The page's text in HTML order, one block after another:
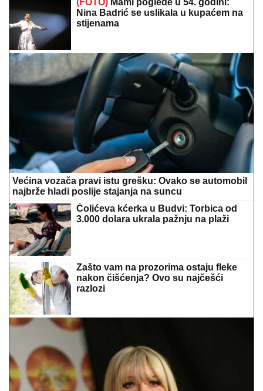
(FOTO) Mami poglede u 54. godini:
Nina Badrić se uslikala u kupaćem na
stijenama
Većina vozača pravi istu grešku: Ovako se automobil
najbrže hladi poslije stajanja na suncu
Čolićeva kćerka u Budvi: Torbica od
3.000 dolara ukrala pažnju na plaži
Zašto vam na prozorima ostaju fleke
nakon čišćenja? Ovo su najčešći
razlozi